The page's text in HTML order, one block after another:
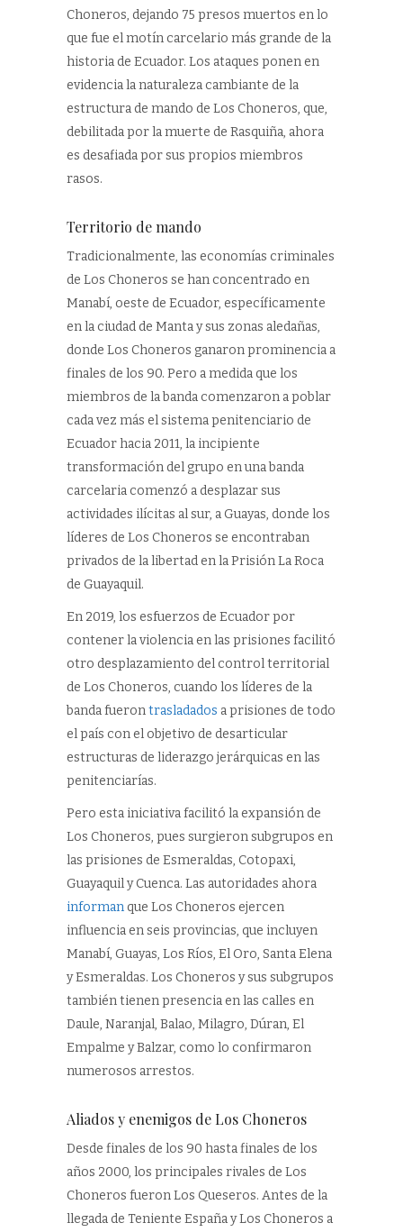
Choneros, dejando 75 presos muertos en lo
que fue el motín carcelario más grande de la
historia de Ecuador. Los ataques ponen en
evidencia la naturaleza cambiante de la
estructura de mando de Los Choneros, que,
debilitada por la muerte de Rasquiña, ahora
es desafiada por sus propios miembros
rasos.
Territorio de mando
Tradicionalmente, las economías criminales
de Los Choneros se han concentrado en
Manabí, oeste de Ecuador, específicamente
en la ciudad de Manta y sus zonas aledañas,
donde Los Choneros ganaron prominencia a
finales de los 90. Pero a medida que los
miembros de la banda comenzaron a poblar
cada vez más el sistema penitenciario de
Ecuador hacia 2011, la incipiente
transformación del grupo en una banda
carcelaria comenzó a desplazar sus
actividades ilícitas al sur, a Guayas, donde los
líderes de Los Choneros se encontraban
privados de la libertad en la Prisión La Roca
de Guayaquil.
En 2019, los esfuerzos de Ecuador por
contener la violencia en las prisiones facilitó
otro desplazamiento del control territorial
de Los Choneros, cuando los líderes de la
banda fuerontrasladados a prisiones de todo
el país con el objetivo de desarticular
estructuras de liderazgo jerárquicas en las
penitenciarías.
Pero esta iniciativa facilitó la expansión de
Los Choneros, pues surgieron subgrupos en
las prisiones de Esmeraldas, Cotopaxi,
Guayaquil y Cuenca. Las autoridades ahora
informanque Los Choneros ejercen
influencia en seis provincias, que incluyen
Manabí, Guayas, Los Ríos, El Oro, Santa Elena
y Esmeraldas. Los Choneros y sus subgrupos
también tienen presencia en las calles en
Daule, Naranjal, Balao, Milagro, Dúran, El
Empalme y Balzar, como lo confirmaron
numerosos arrestos.
Aliados y enemigos de Los Choneros
Desde finales de los 90 hasta finales de los
años 2000, los principales rivales de Los
Choneros fueron Los Queseros. Antes de la
llegada de Teniente España y Los Choneros a